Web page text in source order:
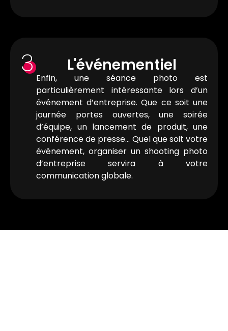
3 L'événementiel
Enfin, une séance photo est
particulièrement intéressante lors d’un
événement d’entreprise. Que ce soit une
journée portes ouvertes, une soirée
d’équipe, un lancement de produit, une
conférence de presse… Quel que soit votre
événement, organiser un shooting photo
d’entreprise servira à votre
communication globale.